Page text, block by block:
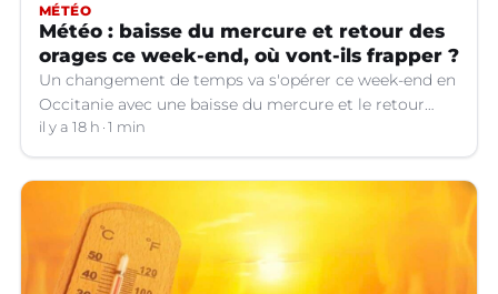
MÉTÉO
Météo : baisse du mercure et retour des
orages ce week-end, où vont-ils frapper ?
Un changement de temps va s'opérer ce week-end en
Occitanie avec une baisse du mercure et le retour
d'orages dans certains départements.
il y a 18 h 1 min